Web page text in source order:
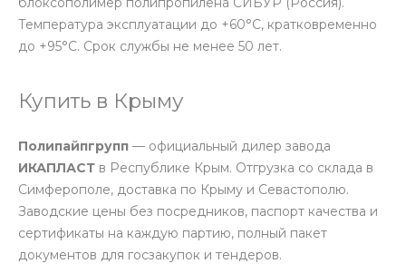
Температура эксплуатации до +60°С, кратковременно
до +95°С. Срок службы не менее 50 лет.
Купить в Крыму
Полипайпгрупп — официальный дилер завода
ИКАПЛАСТ в Республике Крым. Отгрузка со склада в
Симферополе, доставка по Крыму и Севастополю.
Заводские цены без посредников, паспорт качества и
сертификаты на каждую партию, полный пакет
документов для госзакупок и тендеров.